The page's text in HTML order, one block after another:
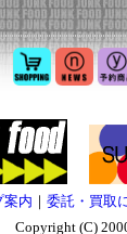
案内 ｜ 委託・買取
Copyright (C)